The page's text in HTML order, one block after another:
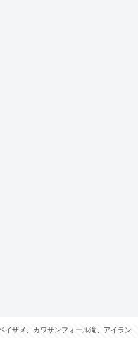
イザメ、カワサンフォール滝、アイラン